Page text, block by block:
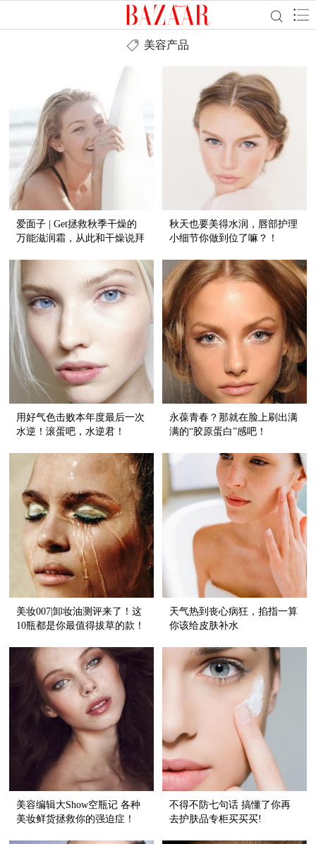
美容产品
爱面子 | Get拯救秋季干燥的
万能滋润霜，从此和干燥说拜
秋天也要美得水润，唇部护理
小细节你做到位了嘛？！
用好气色击败本年度最后一次
水逆！滚蛋吧，水逆君！
永葆青春？那就在脸上刷出满
满的“胶原蛋白”感吧！
美妆007|卸妆油测评来了！这
10瓶都是你最值得拔草的款！
天气热到丧心病狂，掐指一算
你该给皮肤补水
美容编辑大Show空瓶记 各种
美妆鲜货拯救你的强迫症！
不得不防七句话 搞懂了你再
去护肤品专柜买买买!